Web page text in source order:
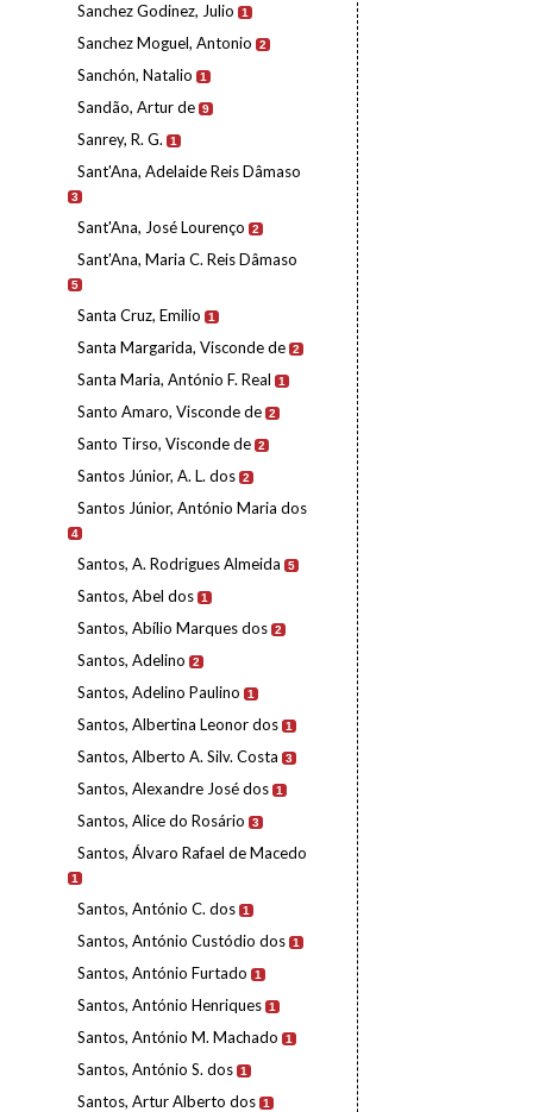
Sanchez Godinez, Julio 1
Sanchez Moguel, Antonio 2
Sanchón, Natalio 1
Sandão, Artur de 9
Sanrey, R. G. 1
Sant'Ana, Adelaide Reis Dâmaso
3
Sant'Ana, José Lourenço 2
Sant'Ana, Maria C. Reis Dâmaso
5
Santa Cruz, Emilio 1
Santa Margarida, Visconde de 2
Santa Maria, António F. Real 1
Santo Amaro, Visconde de 2
Santo Tirso, Visconde de 2
Santos Júnior, A. L. dos 2
Santos Júnior, António Maria dos
4
Santos, A. Rodrigues Almeida 5
Santos, Abel dos 1
Santos, Abílio Marques dos 2
Santos, Adelino 2
Santos, Adelino Paulino 1
Santos, Albertina Leonor dos 1
Santos, Alberto A. Silv. Costa 3
Santos, Alexandre José dos 1
Santos, Alice do Rosário 3
Santos, Álvaro Rafael de Macedo
1
Santos, António C. dos 1
Santos, António Custódio dos 1
Santos, António Furtado 1
Santos, António Henriques 1
Santos, António M. Machado 1
Santos, António S. dos 1
Santos, Artur Alberto dos 1